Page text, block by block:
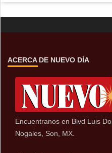
ACERCA DE NUEVO DÍA
Encuentranos en Blvd Luis
Nogales, Son, MX.